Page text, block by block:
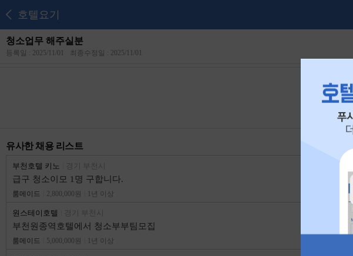
호텔요기
청소업무 해주실분
등록일 : 2025/11/01 최종수정일 : 2025/11/01
본 공고는
유사한 채용 리스트
부천호텔 키노 경기 부천시
급구 청소이모 1명 구합니다.
룸메이드 2,800,000원 1년 이상
원스테이호텔 경기 부천시
부천원종역호텔에서 청소부부팀모집
룸메이드 5,000,000원 1년 이상